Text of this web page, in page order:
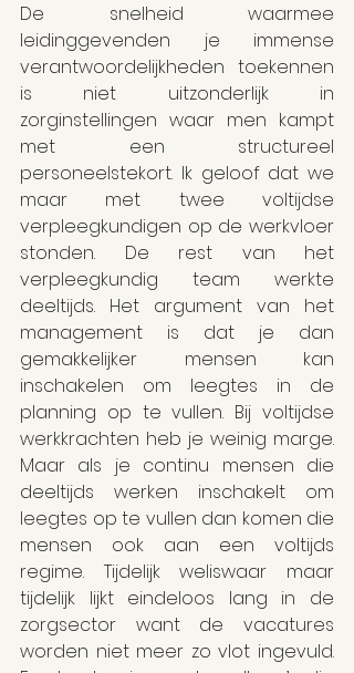
De snelheid waarmee
leidinggevenden je immense
verantwoordelijkheden toekennen
is niet uitzonderlijk in
zorginstellingen waar men kampt
met een structureel
personeelstekort. Ik geloof dat we
maar met twee voltijdse
verpleegkundigen op de werkvloer
stonden. De rest van het
verpleegkundig team werkte
deeltijds. Het argument van het
management is dat je dan
gemakkelijker mensen kan
inschakelen om leegtes in de
planning op te vullen. Bij voltijdse
werkkrachten heb je weinig marge.
Maar als je continu mensen die
deeltijds werken inschakelt om
leegtes op te vullen dan komen die
mensen ook aan een voltijds
regime. Tijdelijk weliswaar maar
tijdelijk lijkt eindeloos lang in de
zorgsector want de vacatures
worden niet meer zo vlot ingevuld.